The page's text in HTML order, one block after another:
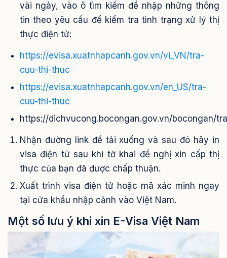
vài ngày, vào ô tìm kiếm để nhập những thông
tin theo yêu cầu để kiểm tra tình trạng xử lý thị
thực điện tử:
https://evisa.xuatnhapcanh.gov.vn/vi_VN/tra-
cuu-thi-thuc
https://evisa.xuatnhapcanh.gov.vn/en_US/tra-
cuu-thi-thuc
https://dichvucong.bocongan.gov.vn/bocongan/
Nhận đường link để tải xuống và sau đó hãy in
visa điện tử sau khi tờ khai đề nghị xin cấp thị
thực của bạn đã được chấp thuận.
Xuất trình visa điện tử hoặc mã xác minh ngay
tại cửa khẩu nhập cảnh vào Việt Nam.
Một số lưu ý khi xin E-Visa Việt Nam